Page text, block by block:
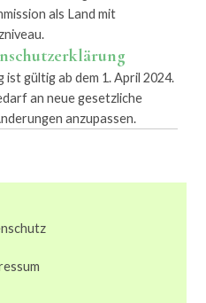
als Land mit
gültig ab dem 1. April 2024.
an neue gesetzliche
anzupassen.